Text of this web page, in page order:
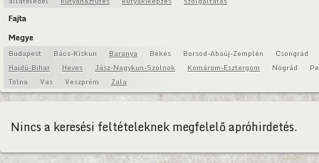
Fajta
Megye
Budapest Bács-Kiskun Baranya Békés Borsod-Abaúj-Zemplén
Csongrád
Hajdú-Bihar
Heves Jász-Nagykun-Szolnok Komárom-Esztergom Nógrád
Tolna
Vas Veszprém Zala
Nincs a keresési feltételeknek megfelelő apróhirdetés.